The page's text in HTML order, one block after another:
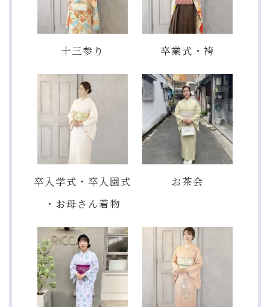
十三参り 卒業式・袴
卒入学式・卒入園式
・お母さん着物
お茶会